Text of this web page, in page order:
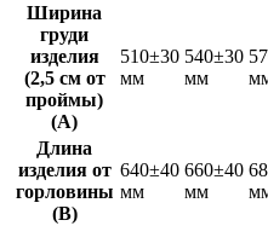
Ширина
груди
изделия
(2,5 см от
проймы)
(A)
510±30
мм
540±30
мм
Длина
изделия от
горловины
(B)
640±40
мм
660±40
мм